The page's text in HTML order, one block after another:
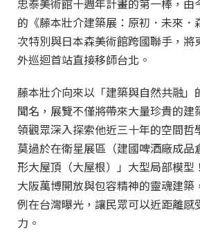
忠泰美術館十週年計畫的第一棒，由
的《藤本壯介建築展：原初．未來．
次特別與日本森美術館跨國聯手，將
外巡迴首站直接移師台北。
藤本壯介向來以「建築與自然共融」
聞名，展覽不僅將帶來大量珍貴的建
領觀眾深入探索他近三十年的空間哲
莫過於在衛星展區（建國啤酒廠成品
形大屋頂（大屋根）」大型局部模型
大阪萬博開放與包容精神的靈魂建築
例在台灣曝光，讓民眾可以近距離感
力。